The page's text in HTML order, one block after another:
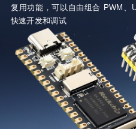
复用功能，可以自由组合 PWM
快速开发和调试